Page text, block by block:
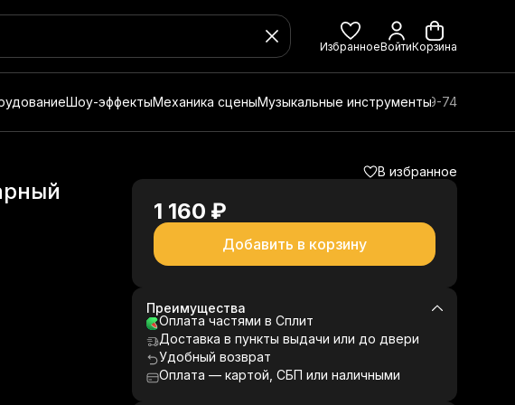
ИзбранноеВойтиКорзина
Шоу-эффектыМеханика сценыМузыкальные инструменты
8 (800) 350-49-74
кожи
В избранное
1 160 ₽
Добавить в корзину
Преимущества
Оплата частями в Сплит
Доставка в пункты выдачи или до двери
Удобный возврат
Оплата — картой, СБП или наличными